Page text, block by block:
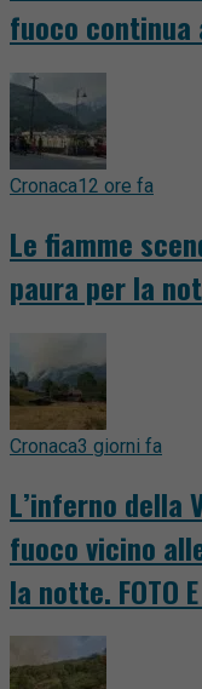
fuoco continua
Cronaca12 ore fa
Le fiamme
paura per la
Cronaca3 giorni fa
L’inferno della
fuoco vicino
la notte. FOTO E